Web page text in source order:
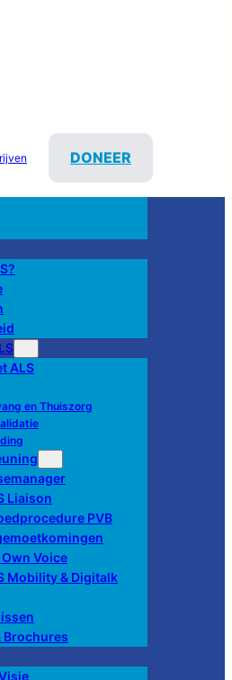
DONEER
ALS
en Thuiszorg
Liaison
PVB
Voice
Mobility & Digitalk
Brochures